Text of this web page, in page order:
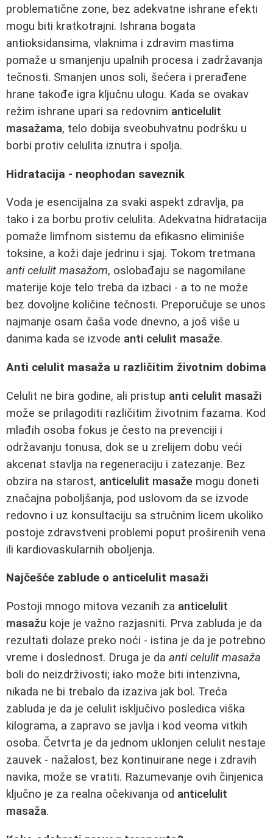
problematične zone, bez adekvatne ishrane efekti
mogu biti kratkotrajni. Ishrana bogata
antioksidansima, vlaknima i zdravim mastima
pomaže u smanjenju upalnih procesa i zadržavanja
tečnosti. Smanjen unos soli, šećera i prerađene
hrane takođe igra ključnu ulogu. Kada se ovakav
režim ishrane upari sa redovnim anticelulit
masažama, telo dobija sveobuhvatnu podršku u
borbi protiv celulita iznutra i spolja.
Hidratacija - neophodan saveznik
Voda je esencijalna za svaki aspekt zdravlja, pa
tako i za borbu protiv celulita. Adekvatna hidratacija
pomaže limfnom sistemu da efikasno eliminiše
toksine, a koži daje jedrinu i sjaj. Tokom tretmana
anti celulit masažom, oslobađaju se nagomilane
materije koje telo treba da izbaci - a to ne može
bez dovoljne količine tečnosti. Preporučuje se unos
najmanje osam čaša vode dnevno, a još više u
danima kada se izvode anti celulit masaže.
Anti celulit masaža u različitim životnim dobima
Celulit ne bira godine, ali pristup anti celulit masaži
može se prilagoditi različitim životnim fazama. Kod
mlađih osoba fokus je često na prevenciji i
održavanju tonusa, dok se u zrelijem dobu veći
akcenat stavlja na regeneraciju i zatezanje. Bez
obzira na starost, anticelulit masaže mogu doneti
značajna poboljšanja, pod uslovom da se izvode
redovno i uz konsultaciju sa stručnim licem ukoliko
postoje zdravstveni problemi poput proširenih vena
ili kardiovaskularnih oboljenja.
Najčešće zablude o anticelulit masaži
Postoji mnogo mitova vezanih za anticelulit
masažu koje je važno razjasniti. Prva zabluda je da
rezultati dolaze preko noći - istina je da je potrebno
vreme i doslednost. Druga je da anti celulit masaža
boli do neizdrživosti; iako može biti intenzivna,
nikada ne bi trebalo da izaziva jak bol. Treća
zabluda je da je celulit isključivo posledica viška
kilograma, a zapravo se javlja i kod veoma vitkih
osoba. Četvrta je da jednom uklonjen celulit nestaje
zauvek - nažalost, bez kontinuirane nege i zdravih
navika, može se vratiti. Razumevanje ovih činjenica
ključno je za realna očekivanja od anticelulit
masaža.